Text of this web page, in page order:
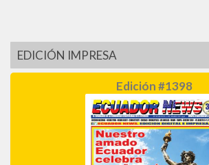
EDICIÓN IMPRESA
Edición #1398